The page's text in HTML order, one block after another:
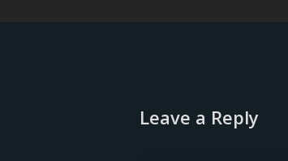
Leave a Reply